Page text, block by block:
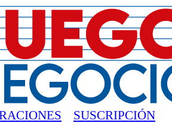
SUSCRIPCIÓN